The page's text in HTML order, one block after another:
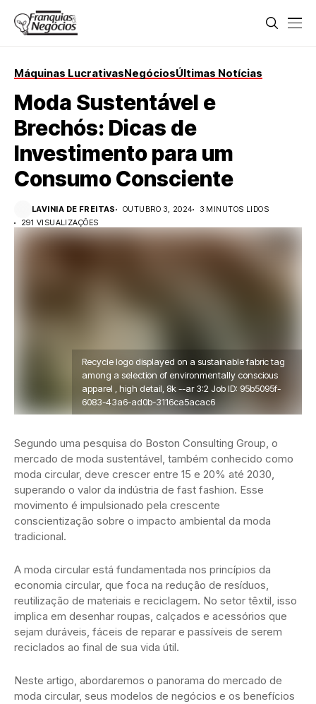
Máquinas LucrativasNegóciosÚltimas Notícias
Moda Sustentável e
Brechós: Dicas de
Investimento para um
Consumo Consciente
LAVINIA DE FREITAS OUTUBRO 3, 2024
3 MINUTOS LIDOS
291 VISUALIZAÇÕES
Recycle logo displayed on a sustainable fabric tag
among a selection of environmentally conscious
apparel , high detail, 8k --ar 3:2 Job ID: 95b5095f-
6083-43a6-ad0b-3116ca5acac6
Segundo uma pesquisa do Boston Consulting Group, o
mercado de moda sustentável, também conhecido como
moda circular, deve crescer entre 15 e 20% até 2030,
superando o valor da indústria de fast fashion. Esse
movimento é impulsionado pela crescente
conscientização sobre o impacto ambiental da moda
tradicional.
A moda circular está fundamentada nos princípios da
economia circular, que foca na redução de resíduos,
reutilização de materiais e reciclagem. No setor têxtil, isso
implica em desenhar roupas, calçados e acessórios que
sejam duráveis, fáceis de reparar e passíveis de serem
reciclados ao final de sua vida útil.
Neste artigo, abordaremos o panorama do mercado de
moda circular, seus modelos de negócios e os benefícios